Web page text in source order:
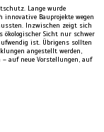
Lange wurde
innovative Bauprojekte wegen
Inzwischen zeigt sich
ökologischer Sicht nur schwer
ist. Übrigens sollten
angestellt werden,
auf neue Vorstellungen, auf